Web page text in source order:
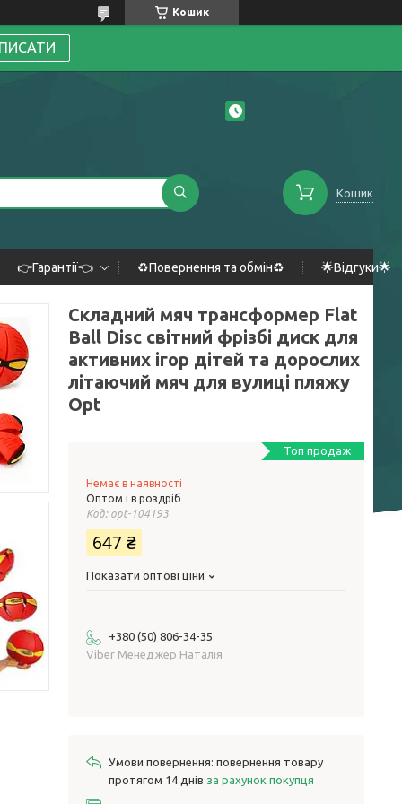
Кошик
Кошик
👉Гарантії👈 ♻️Повернення та обмін♻️ 🌟Відгуки🌟
Складний мяч трансформер Flat
Ball Disc світний фрізбі диск для
активних ігор дітей та дорослих
літаючий мяч для вулиці пляжу
Opt
Топ продаж
Немає в наявності
Оптом і в роздріб
Код: opt-104193
647 ₴
Показати оптові ціни
+380 (50) 806-34-35
Viber Менеджер Наталія
повернення товару
протягом 14 днів за рахунок покупця